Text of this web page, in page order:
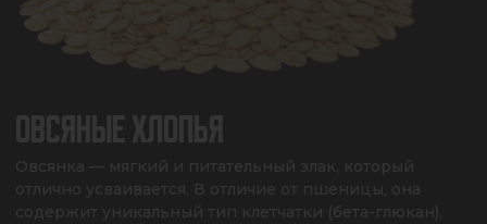
ОВСЯНЫЕ ХЛОПЬЯ
Овсянка — мягкий и питательный злак, который
отлично усваивается. В отличие от пшеницы, она
содержит уникальный тип клетчатки (бета-глюкан),